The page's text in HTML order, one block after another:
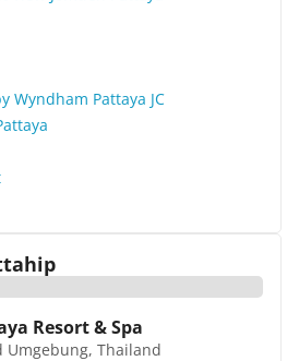
Wyndham Pattaya JC
Resort & Spa
Umgebung, Thailand